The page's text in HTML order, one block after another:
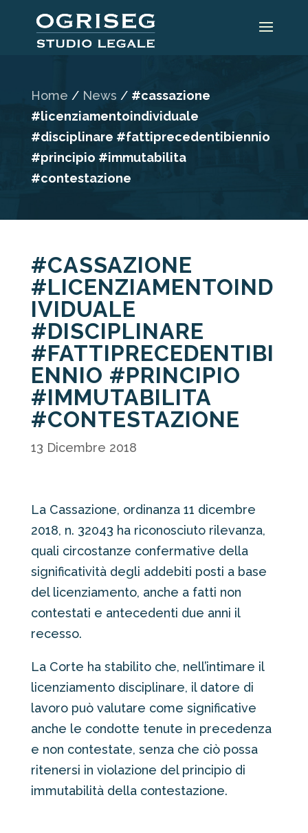
Home / News / #cassazione
#licenziamentoindividuale
#disciplinare #fattiprecedentibiennio
#principio #immutabilita
#contestazione
#CASSAZIONE
#LICENZIAMENTOIND
IVIDUALE
#DISCIPLINARE
#FATTIPRECEDENTIBI
ENNIO #PRINCIPIO
#IMMUTABILITA
#CONTESTAZIONE
13 Dicembre 2018
La Cassazione, ordinanza 11 dicembre
2018, n. 32043 ha riconosciuto rilevanza,
quali circostanze confermative della
significatività degli addebiti posti a base
del licenziamento, anche a fatti non
contestati e antecedenti due anni il
recesso.
La Corte ha stabilito che, nell’intimare il
licenziamento disciplinare, il datore di
lavoro può valutare come significative
anche le condotte tenute in precedenza
e non contestate, senza che ciò possa
ritenersi in violazione del principio di
immutabilità della contestazione.